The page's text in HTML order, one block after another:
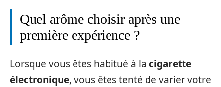
Quel arôme choisir après une
première expérience ?
Lorsque vous êtes habitué à la cigarette
électronique, vous êtes tenté de varier votre